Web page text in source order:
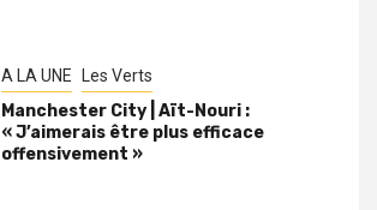
A LA UNE Les Verts
Manchester City | Aït-Nouri :
« J’aimerais être plus efficace
offensivement »